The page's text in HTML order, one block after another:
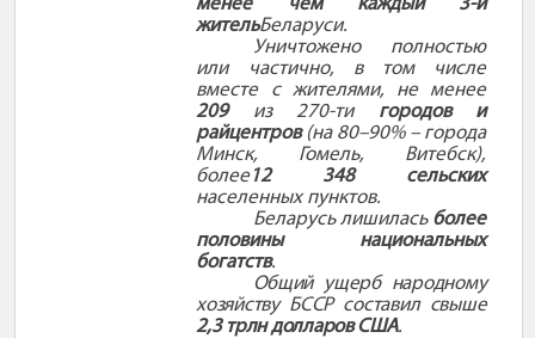
менее чем каждый 3-й
жительБеларуси.
Уничтожено полностью
или частично, в том числе
вместе с жителями, не менее
209из 270-ти городов и
райцентров(на 80–90% – города
Минск, Гомель, Витебск),
более12 348 сельских
населенных пунктов.
Беларусь лишилась более
половины национальных
богатств.
Общий ущерб народному
хозяйству БССР составил свыше
2,3 трлн долларов США.